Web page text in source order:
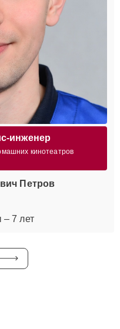
инженер
кинотеатров
Петров
7 лет